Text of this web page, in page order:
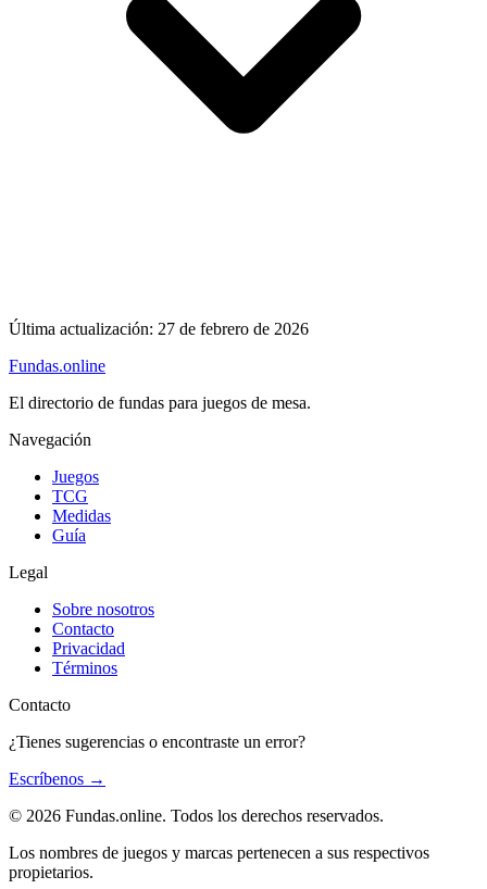
Última actualización: 27 de febrero de 2026
Fundas.online
El directorio de fundas para juegos de mesa.
Navegación
Juegos
TCG
Medidas
Guía
Legal
Sobre nosotros
Contacto
Privacidad
Términos
Contacto
¿Tienes sugerencias o encontraste un error?
Escríbenos →
© 2026 Fundas.online. Todos los derechos reservados.
Los nombres de juegos y marcas pertenecen a sus respectivos
propietarios.